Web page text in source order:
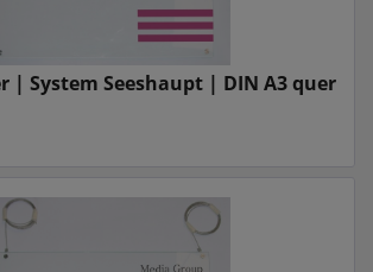
| System Seeshaupt | DIN A3 quer